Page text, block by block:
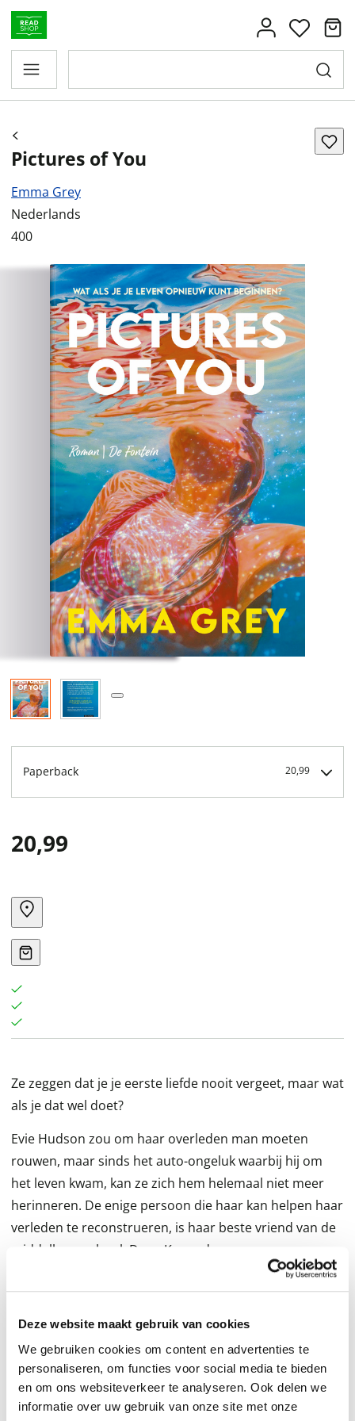
Deze website maakt gebruik van cookies
We gebruiken cookies om content en advertenties te
personaliseren, om functies voor social media te bieden
en om ons websiteverkeer te analyseren. Ook delen we
informatie over uw gebruik van onze site met onze
Pictures of You
Emma Grey
Nederlands
400
Paperback 20,99
20,99
Ze zeggen dat je je eerste liefde nooit vergeet, maar wat
als je dat wel doet?
Evie Hudson zou om haar overleden man moeten
rouwen, maar sinds het auto-ongeluk waarbij hij om
het leven kwam, kan ze zich hem helemaal niet meer
herinneren. De enige persoon die haar kan helpen haar
verleden te reconstrueren, is haar beste vriend van de
middelbare school, Drew Kennedy.
Drew weet maar al te goed waarom zijn en Evie’s
vriendschap uiteengespat is. Maar als Evie opeens voor
zijn hart verkrijgen haar aan haar lot over te laten. En
misschien is dit de perfecte kans om hun verleden te
herschrijven?